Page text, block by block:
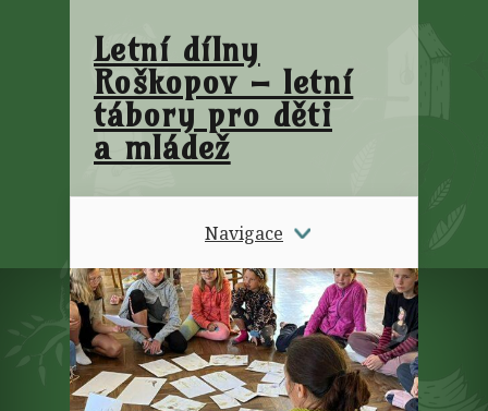
Letní dílny
Roškopov – letní
tábory pro děti
a mládež
Navigace